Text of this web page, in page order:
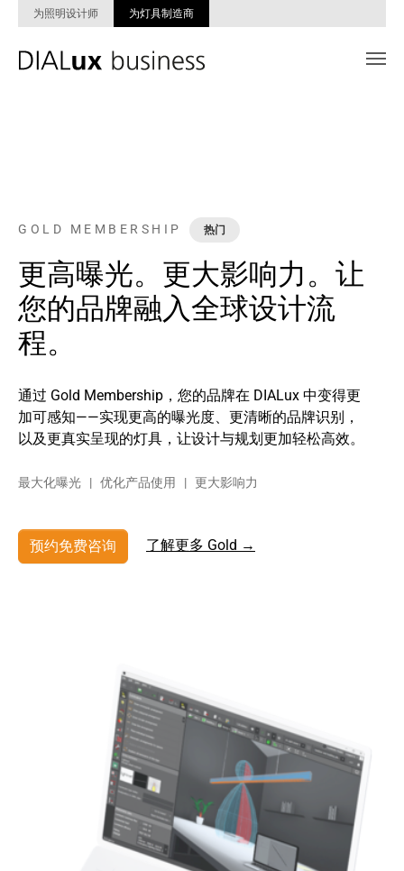
为照明设计师 为灯具制造商
GOLD MEMBERSHIP 热门
更高曝光。更大影响力。让
您的品牌融入全球设计流
程。
通过 Gold Membership，您的品牌在 DIALux 中变得更
加可感知——实现更高的曝光度、更清晰的品牌识别，
以及更真实呈现的灯具，让设计与规划更加轻松高效。
最大化曝光 | 优化产品使用 | 更大影响力
预约免费咨询 了解更多 Gold →